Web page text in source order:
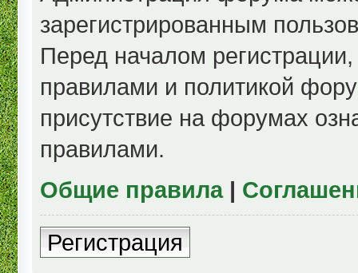
зарегистрированным
Перед началом
правилами и политикой
присутствие на форумах
правилами.
Общие правила|
Регистрация